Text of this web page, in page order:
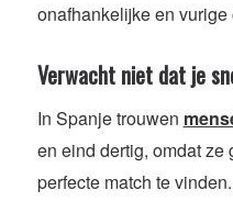
onafhankelijke en vurige
Verwacht niet dat je
In Spanje trouwen
en eind dertig, omdat ze
perfecte match te